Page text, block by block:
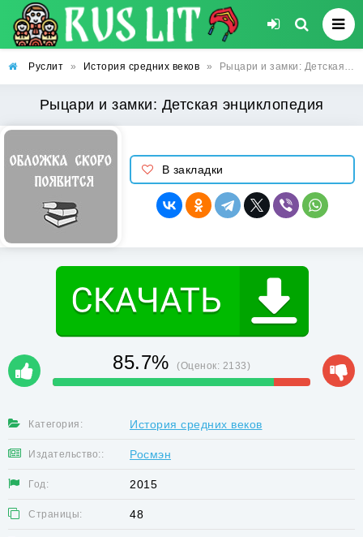
Руслит » История средних веков » Рыцари и замки: Детская энциклопедия
Рыцари и замки: Детская энциклопедия
В закладки
85.7% (Оценок: 2133)
Категория: История средних веков
Издательство:: Росмэн
Год: 2015
Страницы: 48